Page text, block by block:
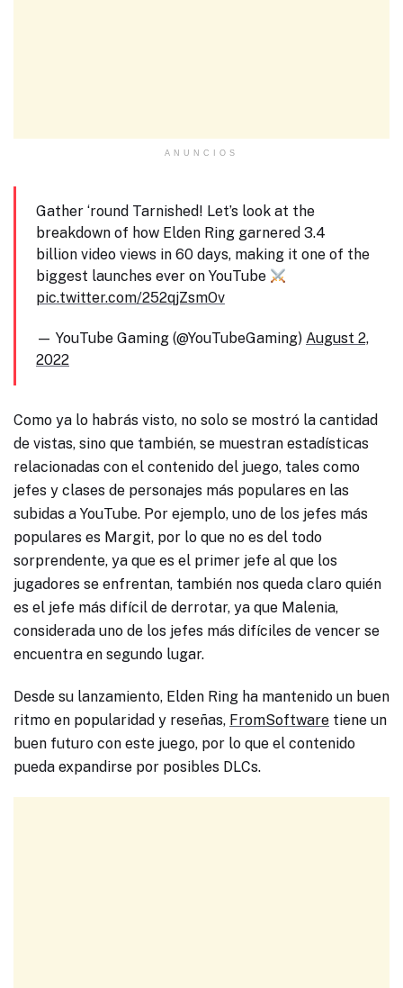
ANUNCIOS
Gather ‘round Tarnished! Let’s look at the
breakdown of how Elden Ring garnered 3.4
billion video views in 60 days, making it one of the
biggest launches ever on YouTube
pic.twitter.com/252qjZsmOv
— YouTube Gaming (@YouTubeGaming) August 2,
2022
Como ya lo habrás visto, no solo se mostró la cantidad
de vistas, sino que también, se muestran estadísticas
relacionadas con el contenido del juego, tales como
jefes y clases de personajes más populares en las
subidas a YouTube. Por ejemplo, uno de los jefes más
populares es Margit, por lo que no es del todo
sorprendente, ya que es el primer jefe al que los
jugadores se enfrentan, también nos queda claro quién
es el jefe más difícil de derrotar, ya que Malenia,
considerada uno de los jefes más difíciles de vencer se
encuentra en segundo lugar.
Desde su lanzamiento, Elden Ring ha mantenido un buen
ritmo en popularidad y reseñas, FromSoftware tiene un
buen futuro con este juego, por lo que el contenido
pueda expandirse por posibles DLCs.